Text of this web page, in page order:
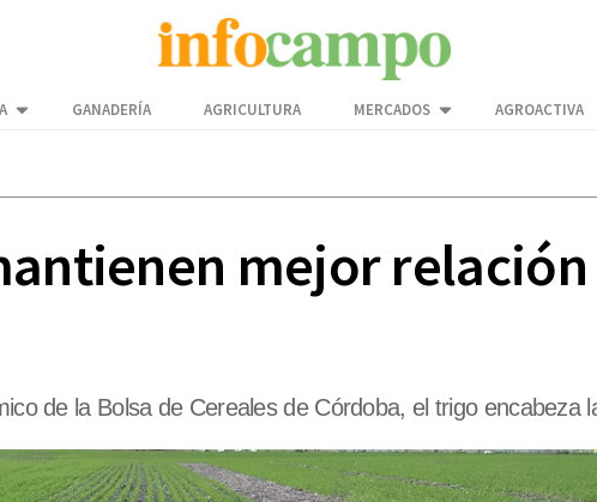
GANADERÍA AGRICULTURA MERCADOS AGROACTIVA
mejor
de la Bolsa de Cereales de Córdoba, el trigo encabeza